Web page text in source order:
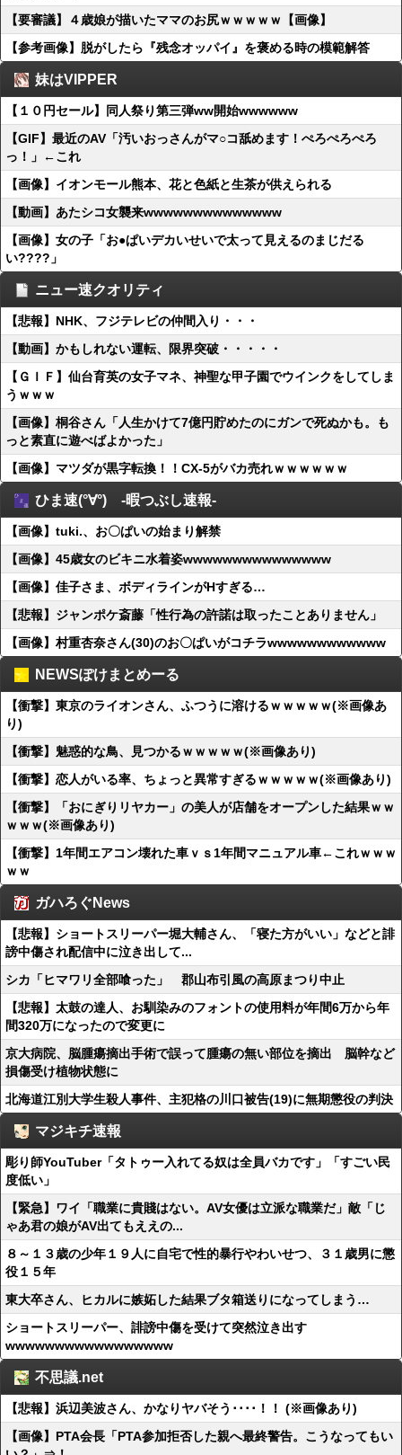
【要審議】４歳娘が描いたママのお尻ｗｗｗｗｗ【画像】
【参考画像】脱がしたら『残念オッパイ』を褒める時の模範解答
妹はVIPPER
【１０円セール】同人祭り第三弾ww開始wwwwww
【GIF】最近のAV「汚いおっさんがマ○コ舐めます！ぺろぺろぺろ
っ！」←これ
【画像】イオンモール熊本、花と色紙と生茶が供えられる
【動画】あたシコ女襲来wwwwwwwwwwwwww
【画像】女の子「お●ぱいデカいせいで太って見えるのまじだる
い????」
ニュー速クオリティ
【悲報】NHK、フジテレビの仲間入り・・・
【動画】かもしれない運転、限界突破・・・・・
【ＧＩＦ】仙台育英の女子マネ、神聖な甲子園でウインクをしてしま
うｗｗｗ
【画像】桐谷さん「人生かけて7億円貯めたのにガンで死ぬかも。も
っと素直に遊べばよかった」
【画像】マツダが黒字転換！！CX-5がバカ売れｗｗｗｗｗｗ
ひま速(°∀°) -暇つぶし速報-
【画像】tuki.、お〇ぱいの始まり解禁
【画像】45歳女のビキニ水着姿wwwwwwwwwwwwwww
【画像】佳子さま、ボディラインがHすぎる…
【悲報】ジャンポケ斎藤「性行為の許諾は取ったことありません」
【画像】村重杏奈さん(30)のお〇ぱいがコチラwwwwwwwwwwww
NEWSぽけまとめーる
【衝撃】東京のライオンさん、ふつうに溶けるｗｗｗｗｗ(※画像あ
り)
【衝撃】魅惑的な鳥、見つかるｗｗｗｗｗ(※画像あり)
【衝撃】恋人がいる率、ちょっと異常すぎるｗｗｗｗｗ(※画像あり)
【衝撃】「おにぎりリヤカー」の美人が店舗をオープンした結果ｗｗ
ｗｗｗ(※画像あり)
【衝撃】1年間エアコン壊れた車ｖｓ1年間マニュアル車←これｗｗｗ
ｗｗ
ガハろぐNews
【悲報】ショートスリーパー堀大輔さん、「寝た方がいい」などと誹
謗中傷され配信中に泣き出して...
シカ「ヒマワリ全部喰った」 郡山布引風の高原まつり中止
【悲報】太鼓の達人、お馴染みのフォントの使用料が年間6万から年
間320万になったので変更に
京大病院、脳腫瘍摘出手術で誤って腫瘍の無い部位を摘出 脳幹など
損傷受け植物状態に
北海道江別大学生殺人事件、主犯格の川口被告(19)に無期懲役の判決
マジキチ速報
彫り師YouTuber「タトゥー入れてる奴は全員バカです」「すごい民
度低い」
【緊急】ワイ「職業に貴賤はない。AV女優は立派な職業だ」敵「じ
ゃあ君の娘がAV出てもええの...
８～１３歳の少年１９人に自宅で性的暴行やわいせつ、３１歳男に懲
役１５年
東大卒さん、ヒカルに嫉妬した結果ブタ箱送りになってしまう…
ショートスリーパー、誹謗中傷を受けて突然泣き出す
wwwwwwwwwwwwwwwww
不思議.net
【悲報】浜辺美波さん、かなりヤバそう････！！ (※画像あり)
【画像】PTA会長「PTA参加拒否した親へ最終警告。こうなってもい